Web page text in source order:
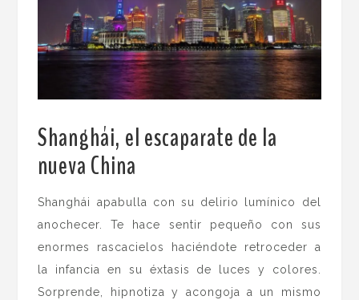
Shanghái, el escaparate de la
nueva China
Shanghái apabulla con su delirio lumínico del
anochecer. Te hace sentir pequeño con sus
enormes rascacielos haciéndote retroceder a
la infancia en su éxtasis de luces y colores.
Sorprende, hipnotiza y acongoja a un mismo